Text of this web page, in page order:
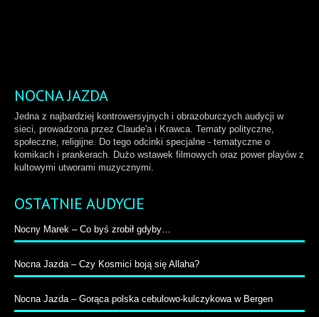
NOCNA JAZDA
Jedna z najbardziej kontrowersyjnych i obrazoburczych audycji w
sieci, prowadzona przez Claude'a i Krawca. Tematy polityczne,
społeczne, religijne. Do tego odcinki specjalne - tematyczne o
komikach i prankerach. Dużo wstawek filmowych oraz power playów z
kultowymi utworami muzycznymi.
OSTATNIE AUDYCJE
Nocny Marek – Co byś zrobił gdyby…
Nocna Jazda – Czy Kosmici boją się Allaha?
Nocna Jazda – Gorąca polska cebulowo-kulczykowa w Bergen